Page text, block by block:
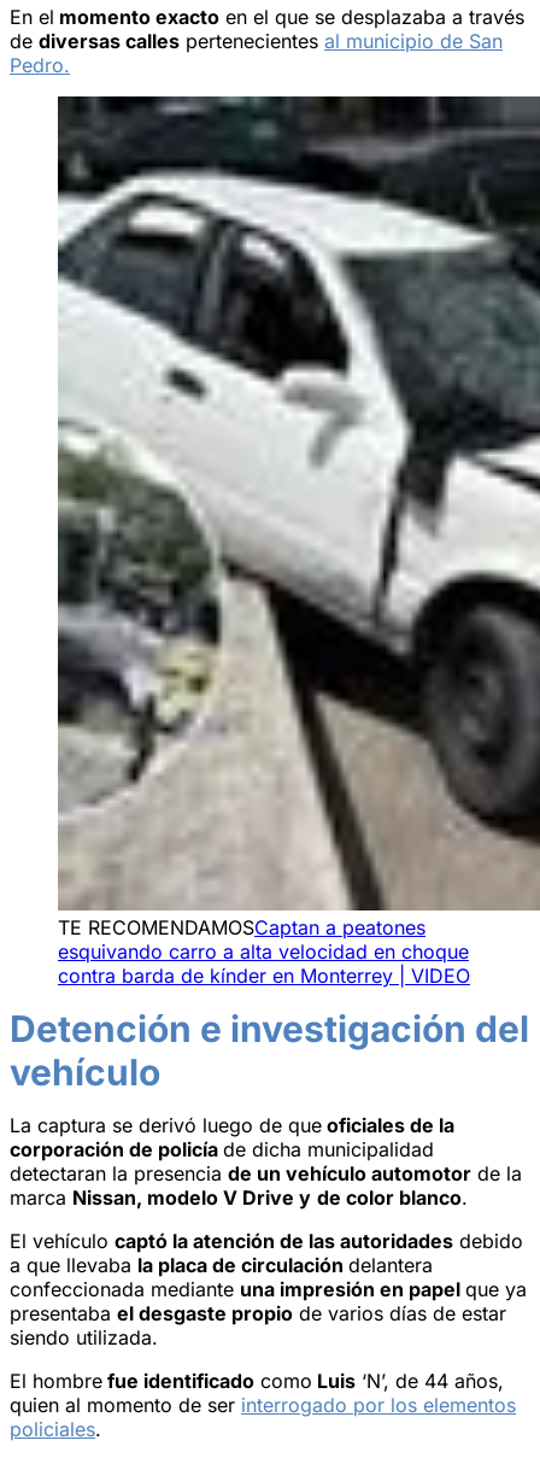
En el momento exacto en el que se desplazaba a través
de diversas calles pertenecientes al municipio de San
Pedro.
TE RECOMENDAMOSCaptan a peatones
esquivando carro a alta velocidad en choque
contra barda de kínder en Monterrey | VIDEO
Detención e investigación del
vehículo
La captura se derivó luego de que oficiales de la
corporación de policía de dicha municipalidad
detectaran la presencia de un vehículo automotor de la
marca Nissan, modelo V Drive y de color blanco.
El vehículo captó la atención de las autoridades debido
a que llevaba la placa de circulación delantera
confeccionada mediante una impresión en papel que ya
presentaba el desgaste propio de varios días de estar
siendo utilizada.
El hombre fue identificado como Luis ‘N’, de 44 años,
quien al momento de ser interrogado por los elementos
policiales.